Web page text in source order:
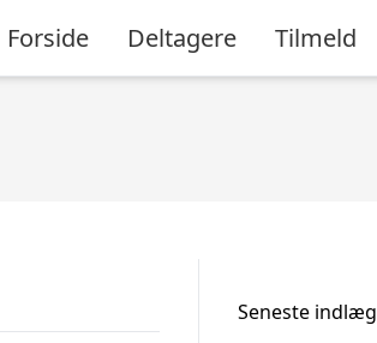
Forside Deltagere Tilmeld
Seneste indlæg